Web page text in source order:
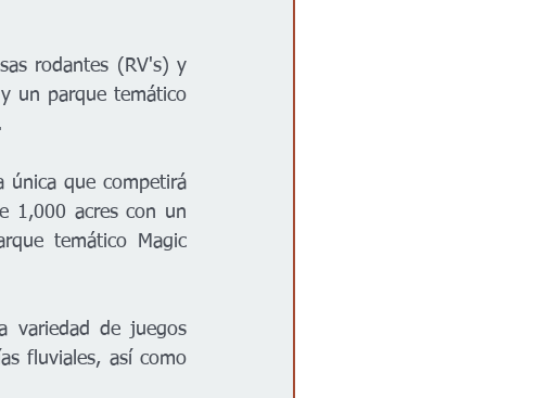
rodantes (RV's) y
un parque temático
única que competirá
1,000 acres con un
temático Magic
variedad de juegos
fluviales, así como